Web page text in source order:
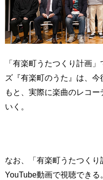
「有楽町うたつくり計画
ズ『有楽町のうた』は、
もと、実際に楽曲のレコ
いく。
なお、「有楽町うたつく
YouTube動画で視聴できる。